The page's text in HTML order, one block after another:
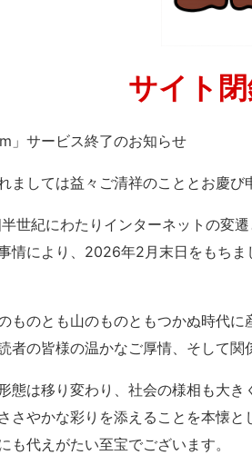
サイト
」サービス終了のお知らせ
ましては益々ご清祥のこととお慶び
世紀にわたりインターネットの変
情により、2026年2月末日をもち
ものとも山のものともつかぬ時代
者の皆様の温かなご厚情、そして
態は移り変わり、社会の様相も大
さやかな彩りを添えることを本懐
も代えがたい至宝でございます。